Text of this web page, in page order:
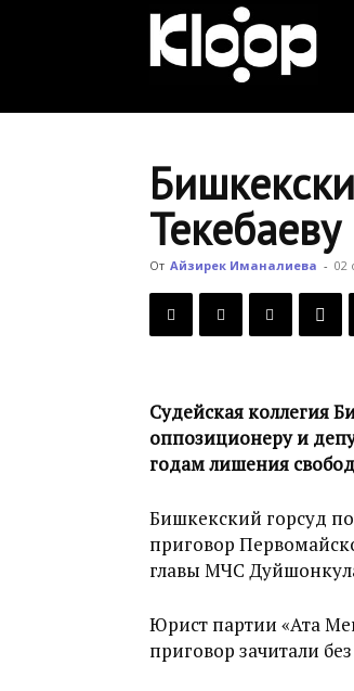
От Айзирек Иманалиева - 02
Судейская коллегия
оппозиционеру и
годам лишения
Бишкекский горсуд
приговор
главы МЧС
Юрист партии «Ата
приговор зачитали